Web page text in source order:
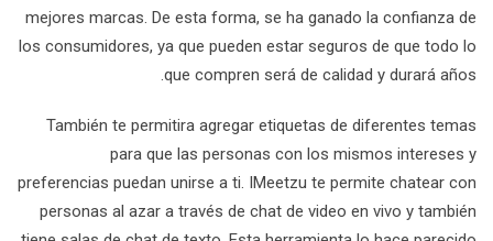
mejores marcas. De esta forma, se ha ganado la confianza de
los consumidores, ya que pueden estar seguros de que todo lo
que compren será de calidad y durará años.
También te permitira agregar etiquetas de diferentes temas
para que las personas con los mismos intereses y
preferencias puedan unirse a ti. IMeetzu te permite chatear con
personas al azar a través de chat de video en vivo y también